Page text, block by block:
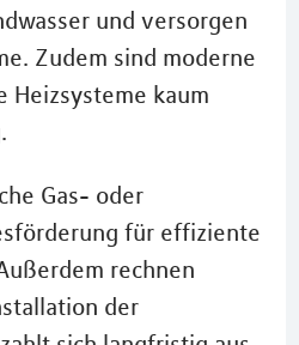
und versorgen
Zudem sind moderne
Heizsysteme kaum
Gas- oder
für effiziente
rechnen
der